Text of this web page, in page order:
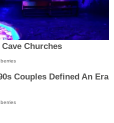
Churches
Couples Defined An Era